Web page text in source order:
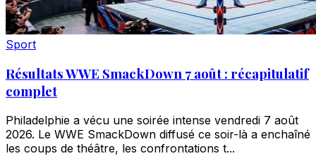
Sport
Résultats WWE SmackDown 7 août : récapitulatif
complet
Philadelphie a vécu une soirée intense vendredi 7 août
2026. Le WWE SmackDown diffusé ce soir-là a enchaîné
les coups de théâtre, les confrontations t...